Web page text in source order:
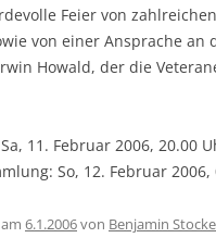
Feier von zahlreichen
von einer Ansprache an
Howald, der die
11. Februar 2006, 20.00
So, 12. Februar 2006,
6.1.2006von Benjamin